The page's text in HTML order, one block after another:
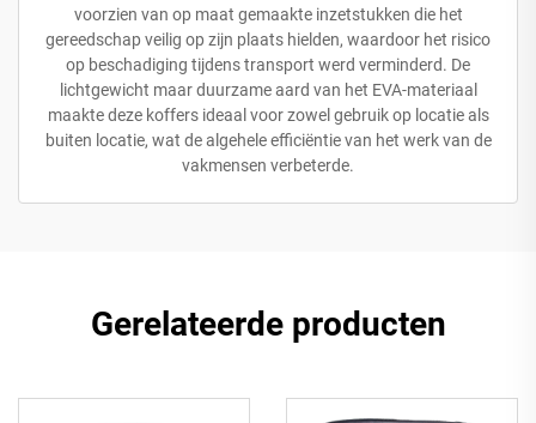
voorzien van op maat gemaakte inzetstukken die het
gereedschap veilig op zijn plaats hielden, waardoor het risico
op beschadiging tijdens transport werd verminderd. De
lichtgewicht maar duurzame aard van het EVA-materiaal
maakte deze koffers ideaal voor zowel gebruik op locatie als
buiten locatie, wat de algehele efficiëntie van het werk van de
vakmensen verbeterde.
Gerelateerde producten